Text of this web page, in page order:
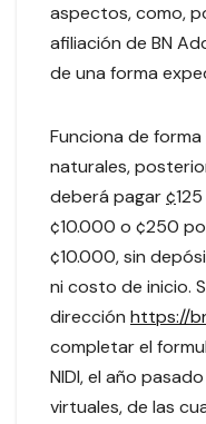
aspectos, como,
afiliación de BN
de una forma
Funciona de
naturales,
deberá pagar¢
¢10.000 o ¢250
¢10.000, sin
ni costo de inicio.
dirección https://
completar el
NIDI, el año
virtuales, de las